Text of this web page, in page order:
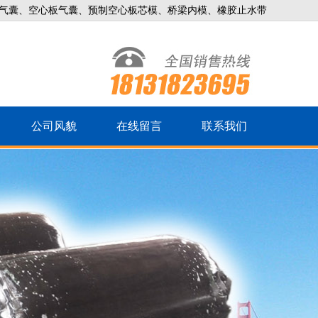
囊、空心板气囊、预制空心板芯模、桥梁内模、橡胶止水带
公司风貌 在线留言 联系我们